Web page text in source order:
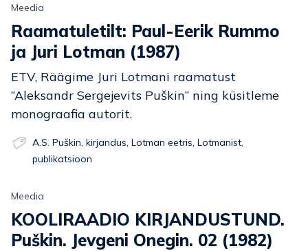
Meedia
Raamatuletilt: Paul-Eerik Rummo
ja Juri Lotman (1987)
ETV, Räägime Juri Lotmani raamatust
“Aleksandr Sergejevits Puškin” ning küsitleme
monograafia autorit.
A.S. Puškin,kirjandus,Lotman eetris,Lotmanist,
publikatsioon
Meedia
KOOLIRAADIO KIRJANDUSTUND.
Puškin. Jevgeni Onegin. 02 (1982)